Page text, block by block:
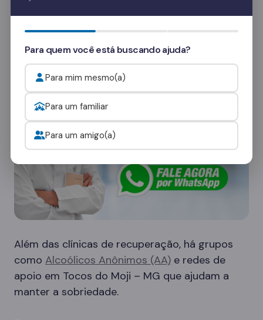
Quer saber mais? Fale com nossos
consultorese veja como funcionam as visitas.
Onde procurar ajuda para o alcoolismo?
Além das clínicas de recuperação, há grupos
como Alcoólicos Anônimos (AA) e redes de
apoio em Tocos do Moji – MG que ajudam a
manter a sobriedade.
Para quem você está buscando ajuda?
Para mim mesmo(a)
Para um familiar
Para um amigo(a)